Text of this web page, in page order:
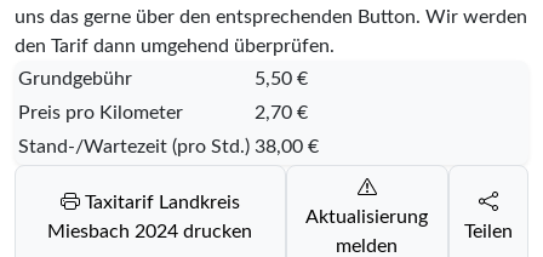
uns das gerne über den entsprechenden Button. Wir werden
den Tarif dann umgehend überprüfen.
Grundgebühr
5,50 €
Preis pro Kilometer
2,70 €
Stand-/Wartezeit (pro Std.) 38,00 €
Taxitarif Landkreis
Miesbach 2024 drucken
Aktualisierung
melden
Teilen